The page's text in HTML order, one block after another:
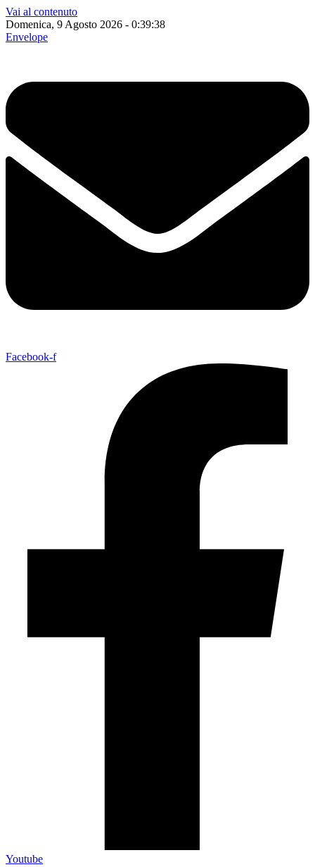
Vai al contenuto
Domenica, 9 Agosto 2026 - 0:39:39
Envelope
Facebook-f
Youtube